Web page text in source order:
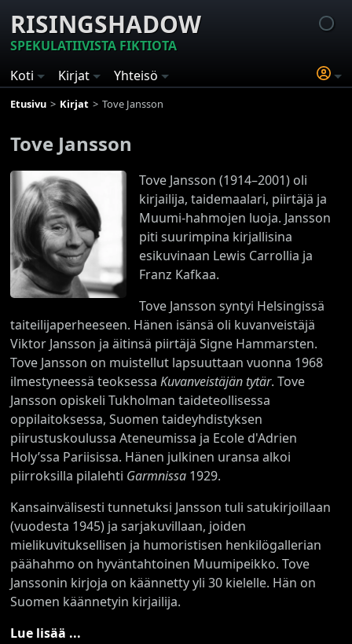
RISINGSHADOW
SPEKULATIIVISTA FIKTIOTA
Koti
Kirjat Yhteisö
Etusivu Kirjat Tove Jansson
Tove Jansson
Tove Jansson (1914–2001) oli
kirjailija, taidemaalari, piirtäjä ja
Muumi-hahmojen luoja. Jansson
piti suurimpina kirjallisina
esikuvinaan Lewis Carrollia ja
Franz Kafkaa.
Tove Jansson syntyi Helsingissä
taiteilijaperheeseen. Hänen isänsä oli kuvanveistäjä
Viktor Jansson ja äitinsä piirtäjä Signe Hammarsten.
Tove Jansson on muistellut lapsuuttaan vuonna 1968
ilmestyneessä teoksessa Kuvanveistäjän tytär. Tove
Jansson opiskeli Tukholman taideteollisessa
oppilaitoksessa, Suomen taideyhdistyksen
piirustuskoulussa Ateneumissa ja Ecole d'Adrien
Holy’ssa Pariisissa. Hänen julkinen uransa alkoi
piirroksilla pilalehti Garmnissa 1929.
Kansainvälisesti tunnetuksi Jansson tuli satukirjoillaan
(vuodesta 1945) ja sarjakuvillaan, joiden
mielikuvituksellisen ja humoristisen henkilögallerian
päähahmo on hyväntahtoinen Muumipeikko. Tove
Janssonin kirjoja on käännetty yli 30 kielelle. Hän on
Suomen käännetyin kirjailija.
Lue lisää ...